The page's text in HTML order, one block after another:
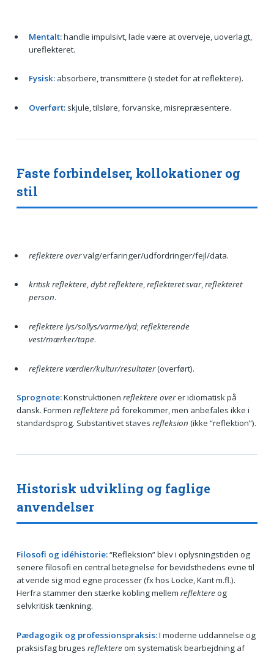
Mentalt:handle impulsivt, lade være at overveje, uoverlagt,
ureflekteret.
Fysisk:absorbere, transmittere (i stedet for at reflektere).
Overført:skjule, tilsløre, forvanske, misrepræsentere.
Faste forbindelser, kollokationer og
stil
reflektere overvalg/erfaringer/udfordringer/fejl/data.
kritisk reflektere,dybt reflektere,reflekteret svar,reflekteret
person.
reflektere lys/sollys/varme/lyd; reflekterende
vest/mærker/tape.
reflektere værdier/kultur/resultater(overført).
Sprognote:Konstruktionen reflektere overer idiomatisk på
dansk. Formen reflektere påforekommer, men anbefales ikke i
standardsprog. Substantivet staves refleksion (ikke “reflektion”).
Historisk udvikling og faglige
anvendelser
Filosofi og idéhistorie:“Refleksion” blev i oplysningstiden og
senere filosofi en central betegnelse for bevidsthedens evne til
at vende sig mod egne processer (fx hos Locke, Kant m.fl.).
Herfra stammer den stærke kobling mellem reflektereog
selvkritisk tænkning.
Pædagogik og professionspraksis:I moderne uddannelse og
praksisfag bruges reflektereom systematisk bearbejdning af